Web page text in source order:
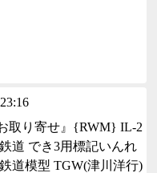
取り寄せ』{RWM} IL-2
道 でき3用標記いんれ
道模型 TGW(津川洋行)